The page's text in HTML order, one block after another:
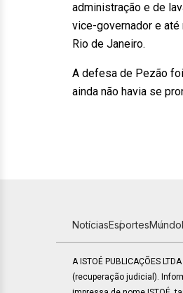
administração e de
vice-governador e até
Rio de Janeiro.
A defesa de Pezão
ainda não havia se
NotíciasEsportesMundo
A ISTOÉ PUBLICAÇÕES
(recuperação judicial).